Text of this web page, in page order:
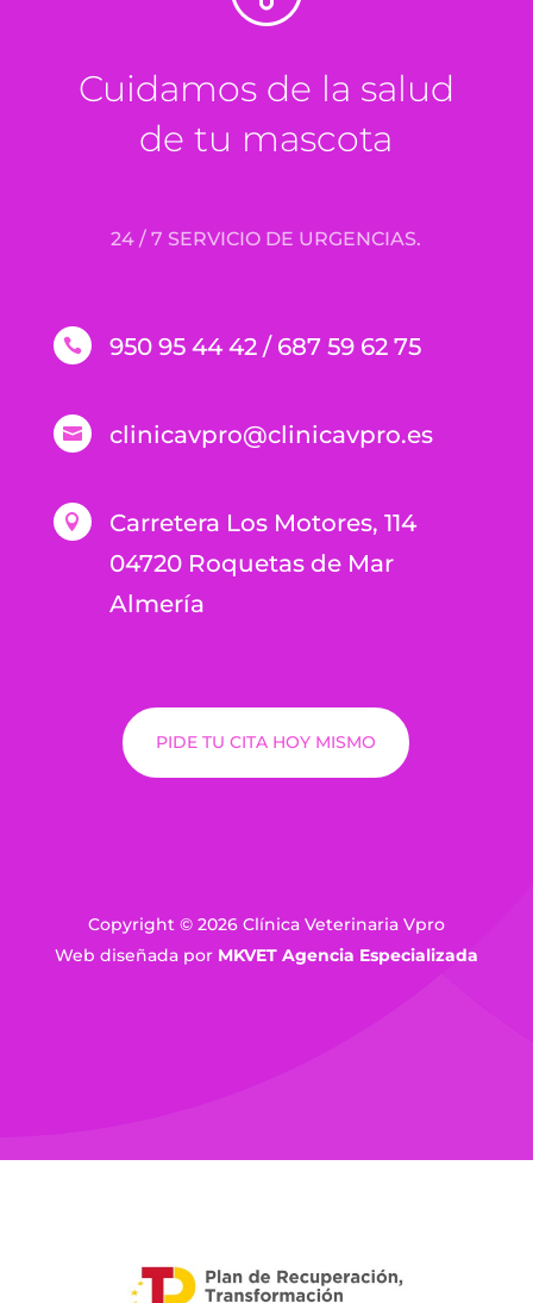
Cuidamos de la salud
de tu mascota
24 / 7 SERVICIO DE URGENCIAS.
 950 95 44 42 / 687 59 62 75
 clinicavpro@clinicavpro.es

Carretera Los Motores, 114
04720 Roquetas de Mar
Almería
PIDE TU CITA HOY MISMO
Copyright © 2026 Clínica Veterinaria Vpro
Web diseñada por MKVET Agencia Especializada